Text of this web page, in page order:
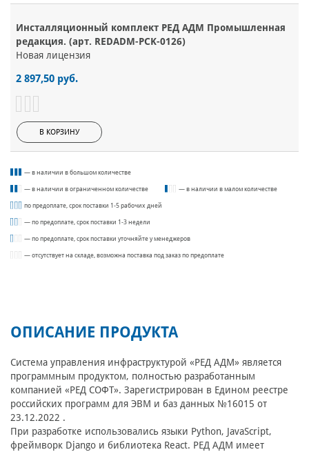
Инсталляционный комплект РЕД АДМ Промышленная
редакция. (арт. REDADM-PCK-0126)
Новая лицензия
2 897,50 руб.
В КОРЗИНУ
— в наличии в большом количестве
— в наличии в ограниченном количестве — в наличии в малом количестве
по предоплате, срок поставки 1-5 рабочих дней
— по предоплате, срок поставки 1-3 недели
— по предоплате, срок поставки уточняйте у менеджеров
— отсутствует на складе, возможна поставка под заказ по предоплате
ОПИСАНИЕ ПРОДУКТА
Система управления инфраструктурой «РЕД АДМ» является
программным продуктом, полностью разработанным
компанией «РЕД СОФТ». Зарегистрирован в Едином реестре
российских программ для ЭВМ и баз данных №16015 от
23.12.2022 .
При разработке использовались языки Python, JavaScript,
фреймворк Django и библиотека React. РЕД АДМ имеет